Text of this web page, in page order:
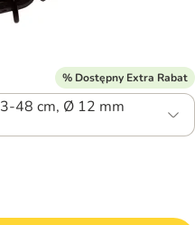
% Dostępny Extra Rabat
48 cm, Ø 12 mm